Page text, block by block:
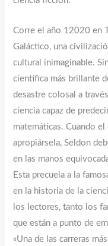
Corre el año 12020 en
Galáctico, una
cultural inimaginable.
científica más brillante
desastre colosal a
ciencia capaz de
matemáticas. Cuando
apropiársela, Seldon
en las manos
Esta precuela a la
en la historia de la
los lectores, tanto los
que están a punto de
«Una de las carreras